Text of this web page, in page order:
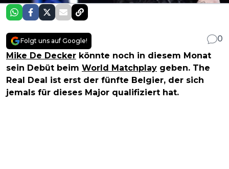
Folgt uns auf Google!
0
Mike De Decker könnte noch in diesem Monat
sein Debüt beim World Matchplay geben. The
Real Deal ist erst der fünfte Belgier, der sich
jemals für dieses Major qualifiziert hat.